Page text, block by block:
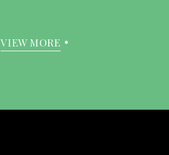
VIEW MORE